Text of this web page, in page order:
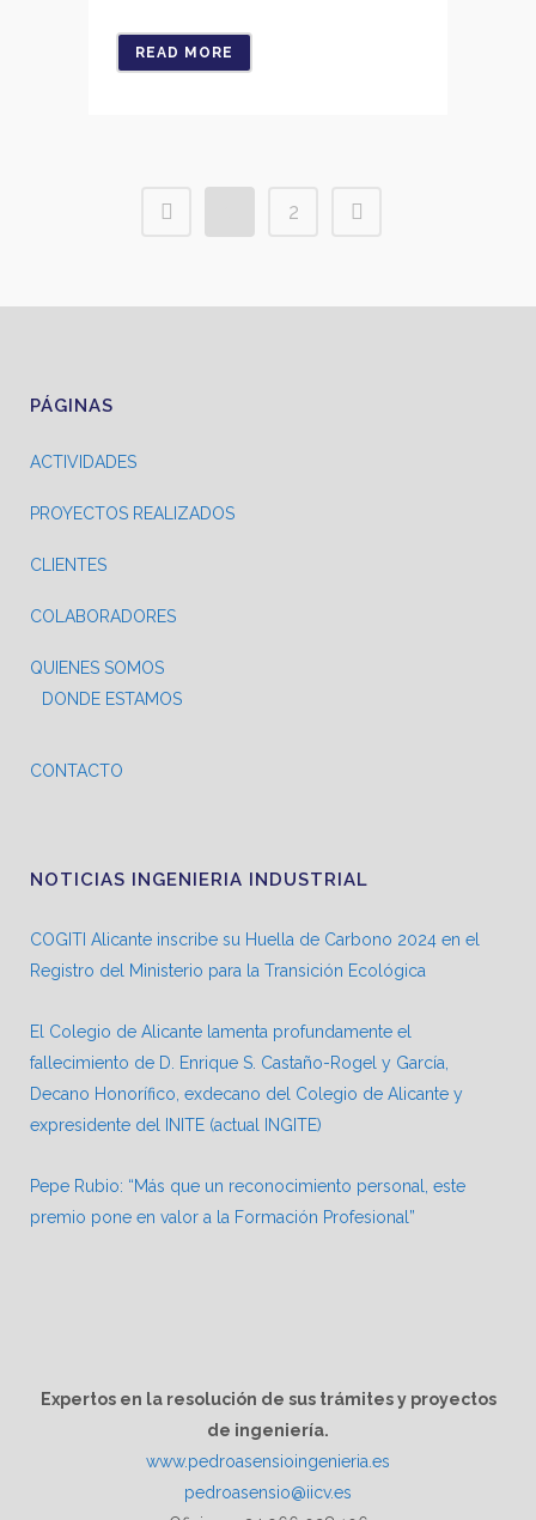
READ MORE
2
PÁGINAS
ACTIVIDADES
PROYECTOS REALIZADOS
CLIENTES
COLABORADORES
QUIENES SOMOS
DONDE ESTAMOS
CONTACTO
NOTICIAS INGENIERIA INDUSTRIAL
COGITI Alicante inscribe su Huella de Carbono 2024 en el
Registro del Ministerio para la Transición Ecológica
El Colegio de Alicante lamenta profundamente el
fallecimiento de D. Enrique S. Castaño-Rogel y García,
Decano Honorífico, exdecano del Colegio de Alicante y
expresidente del INITE (actual INGITE)
Pepe Rubio: “Más que un reconocimiento personal, este
premio pone en valor a la Formación Profesional”
Expertos en la resolución de sus trámites y proyectos
de ingeniería.
www.pedroasensioingenieria.es
pedroasensio@iicv.es